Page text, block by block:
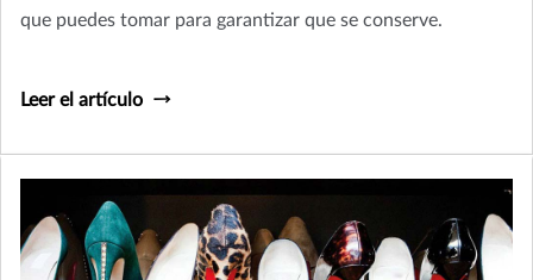
que puedes tomar para garantizar que se conserve.
Leer el artículo